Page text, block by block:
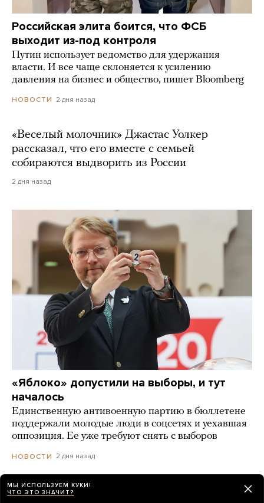
Российская элита боится, что ФСБ
выходит из-под контроля
Путин использует ведомство для удержания
власти. И все чаще склоняется к усилению
давления на бизнес и общество, пишет Bloomberg
НОВОСТИ 2 дня назад
«Веселый молочник» Джастас Уолкер
рассказал, что его вместе с семьей
собираются выдворить из России
2 дня назад
«Яблоко» допустили на выборы, и тут
началось
Единственную антивоенную партию в бюллетене
поддержали молодые люди в соцсетях и уехавшая
оппозиция. Ее уже требуют снять с выборов
НОВОСТИ 2 дня назад
МЫ ИСПОЛЬЗУЕМ КУКИ!
ЧТО ЭТО ЗНАЧИТ?